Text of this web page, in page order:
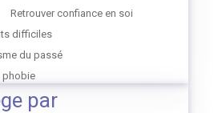
Retrouver confiance en soi
difficiles
du passé
phobie
par